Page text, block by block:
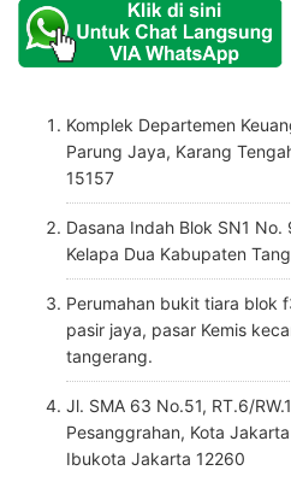
Komplek Departemen
Parung Jaya, Karang
15157
Dasana Indah Blok SN1
Kelapa Dua Kabupaten
Perumahan bukit tiara blok
pasir jaya, pasar Kemis
tangerang.
Jl. SMA 63 No.51, RT.6/
Pesanggrahan, Kota
Ibukota Jakarta 12260